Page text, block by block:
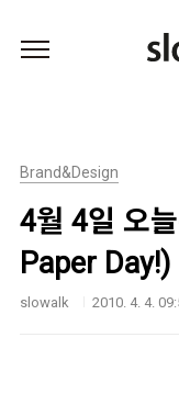
Brand&Design
4월 4일 오
Paper Day!)
slowalk 2010. 4. 4.